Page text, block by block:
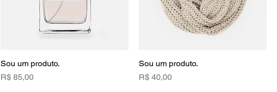
Sou um produto.
Preço
R$ 85,00
Sou um produto.
Preço
R$ 40,00